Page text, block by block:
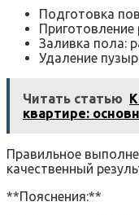
Подготовка
Приготовление
Заливка пола:
Удаление
Читать статью
квартире:
Правильное
качественный
**Пояснения:**